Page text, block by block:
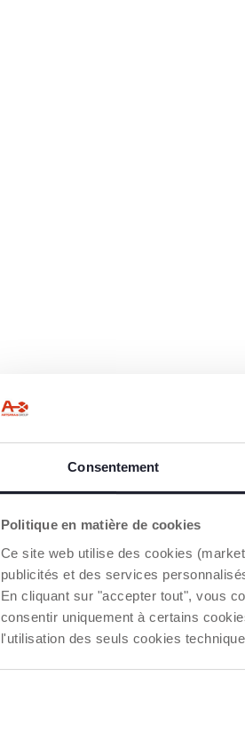
Consentement
Politique en matière de cookies
Ce site web utilise des cookies
publicités et des services
En cliquant sur "accepter tout", vous
consentir uniquement à certains
l'utilisation des seuls cookies
LA
Tétine
sur 10. *
dans la
pendant